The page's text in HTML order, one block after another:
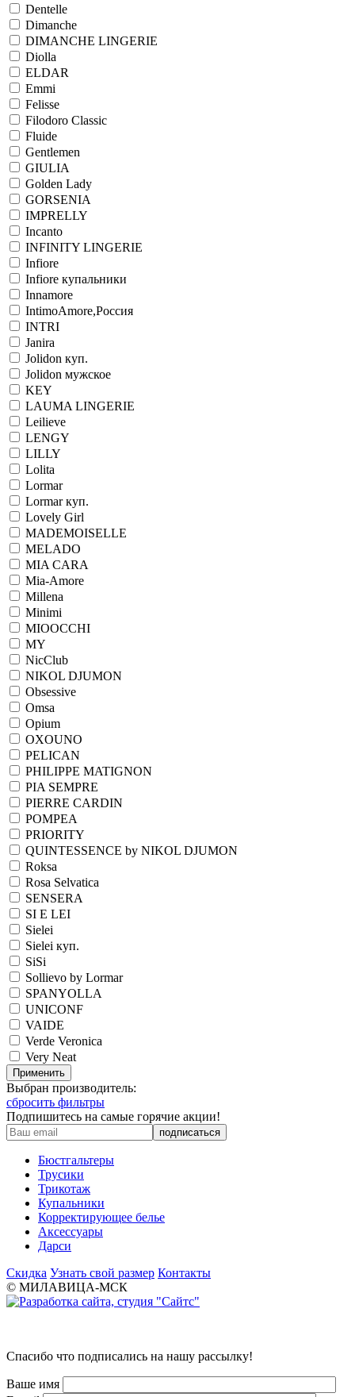
Dentelle
Dimanche
DIMANCHE LINGERIE
Diolla
ELDAR
Emmi
Felisse
Filodoro Classic
Fluide
Gentlemen
GIULIA
Golden Lady
GORSENIA
IMPRELLY
Incanto
INFINITY LINGERIE
Infiore
Infiore купальники
Innamore
IntimoAmore,Россия
INTRI
Janira
Jolidon куп.
Jolidon мужское
KEY
LAUMA LINGERIE
Leilieve
LENGY
LILLY
Lolita
Lormar
Lormar куп.
Lovely Girl
MADEMOISELLE
MELADO
MIA CARA
Mia-Amore
Millena
Minimi
MIOOCCHI
MY
NicClub
NIKOL DJUMON
Obsessive
Omsa
Opium
OXOUNO
PELICAN
PHILIPPE MATIGNON
PIA SEMPRE
PIERRE CARDIN
POMPEA
PRIORITY
QUINTESSENCE by NIKOL DJUMON
Roksa
Rosa Selvatica
SENSERA
SI E LEI
Sielei
Sielei куп.
SiSi
Sollievo by Lormar
SPANYOLLA
UNICONF
VAIDE
Verde Veronica
Very Neat
Применить
Выбран производитель:
сбросить фильтры
Подпишитесь на самые горячие акции!
Бюстгальтеры
Трусики
Трикотаж
Купальники
Корректирующее белье
Аксессуары
Дарси
Скидка Узнать свой размер Контакты
© МИЛАВИЦА-МСК
Спасибо что подписались на нашу рассылку!
Ваше имя